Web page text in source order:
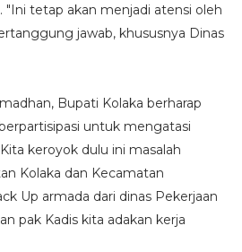
"Ini tetap akan menjadi atensi oleh
jawab, khususnya Dinas
Bupati Kolaka berharap
untuk mengatasi
keroyok dulu ini masalah
Kolaka dan Kecamatan
Up armada dari dinas Pekerjaan
pak Kadis kita adakan kerja